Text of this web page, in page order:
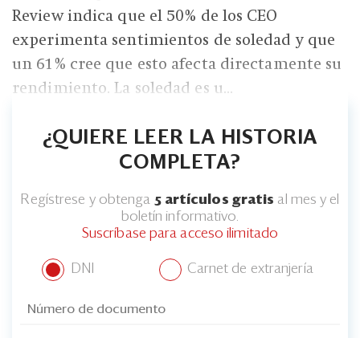
Review indica que el 50% de los CEO
experimenta sentimientos de soledad y que
un 61% cree que esto afecta directamente su
rendimiento. La soledad es u...
¿QUIERE LEER LA HISTORIA
COMPLETA?
Regístrese y obtenga 5 artículos gratis al mes y el
boletín informativo.
Suscríbase para acceso ilimitado
DNI Carnet de extranjería